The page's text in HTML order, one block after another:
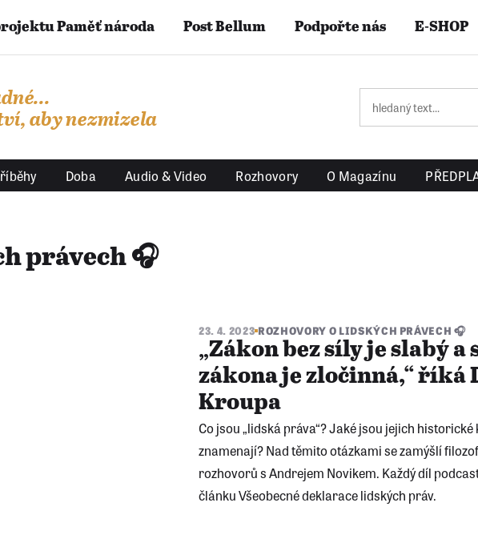
Paměť národa Post Bellum Podpořte nás E-SHOP
aby nezmizela
Doba Audio & Video Rozhovory O Magazínu
právech 🎧
23. 4. 2023 ROZHOVORY O LIDSKÝCH PRÁVECH 🎧
„Zákon bez síly je slabý a
zákona je zločinná,“ říká
Kroupa
Co jsou „lidská práva“? Jaké jsou jejich historické
znamenají? Nad těmito otázkami se zamýšlí
rozhovorů s Andrejem Novikem. Každý díl
článku Všeobecné deklarace lidských práv.